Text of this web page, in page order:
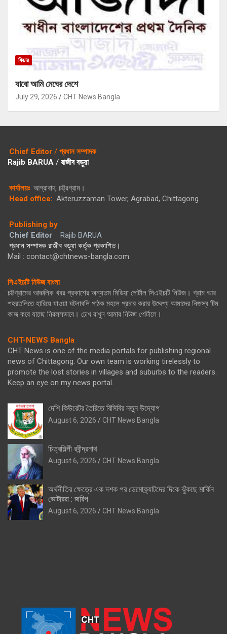
ফিচার
যাবো আমি মেঘের দেশে
July 29, 2026 CHT News Bangla
Chief Editor / প্রধান সম্পাদক
Rajib BARUA / রাজীব বড়ুয়া
কার্যালয়ঃ আগ্রাবাদ, চট্ট্রগ্রাম।
Head office: Akteruzzaman Tower, Agrabad, Chittagong.
Publishing by
Chief Editor
Rajib BARUA
প্রধান সম্পাদক রাজীব বড়ুয়া কর্তৃক প্রকাশিত।
Mail : contact@chtnews-bangla.com
সিএইচটি নিউজ বাংলা
চট্টগ্রামের আঞ্চলিক খবর প্রকাশের অন্যতম মিডিয়া পোর্টাল সিএইচটি নিউজ। গ্রাম আর
শহরতলিতে হারিয়ে যাওয়া ঘটনাবলি পাঠক মহলে প্রচার করার উদ্দেশ্য আমাদের নিজস্ব টিম
কাজ করে যাচ্ছে নিরলসভাবে। চোখ রাখুন আমার নিউজ পোর্টালে।
CHT-NEWS Bangla
CHT News is one of the media portals for publishing regional
news of Chittagong. Our own team is working tirelessly to
promote the lost stories in villages and suburbs to the readers.
Keep an eye on my news portal.
দেশি কিউরেটর তৈরিতে বিসিবির নতুন উদ্যোগ
August 6, 2026 CHT News Bangla
চিত্রশিল্পী রবীন্দ্রনাথ
August 6, 2026 CHT News Bangla
অর্থনীতির ক্ষেত্রে এক দশক পর ডেমোক্র্যাটদের দিকে ঝুঁকছে মার্কিন
ভোটাররা : জরিপ
August 6, 2026 CHT News Bangla